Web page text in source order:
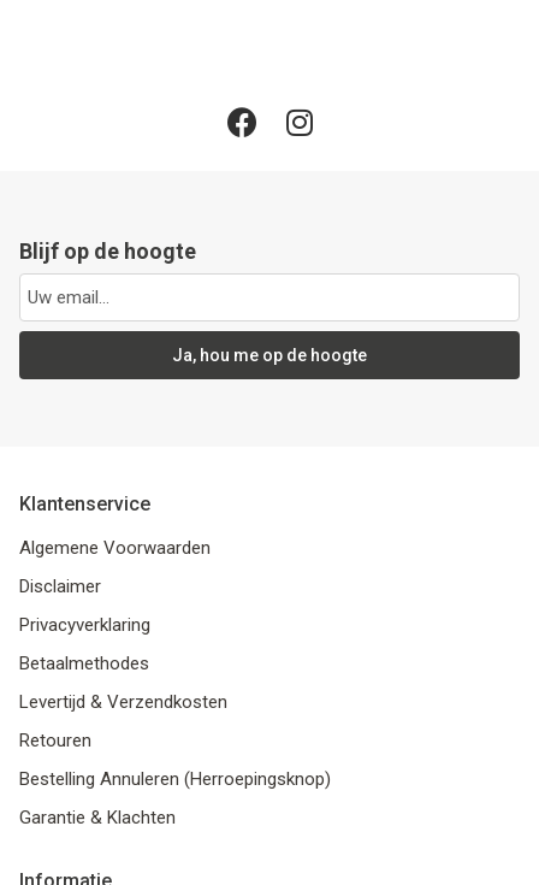
Blijf op de hoogte
Ja, hou me op de hoogte
Klantenservice
Algemene Voorwaarden
Disclaimer
Privacyverklaring
Betaalmethodes
Levertijd & Verzendkosten
Retouren
Bestelling Annuleren (Herroepingsknop)
Garantie & Klachten
Informatie